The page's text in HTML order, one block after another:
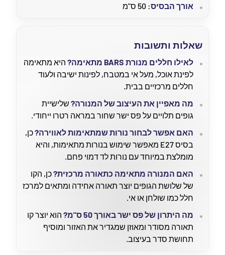
אורך הבסיס: 50 ס"מ
שאלות ותשובות
לאילו חללים מנורת BARS מתאימה?
היא מתאימה
לפינת אוכל, מעל אי במטבח, לפינות ישיבה ולעוד
חללים מרכזיים בבית.
מה מאפיין את העיצוב של המנורה? שלישיית
גופים תלויים על פס ישר שחור במראה רטרו ייחודי.
האם אפשר לבחור נורות שמתאימות לאווירה?כן,
בסיס E27 מאפשר שימוש בנורות מתאימות, והיא
מומלצת במיוחד עם נורות לד דמוי פחם.
האם המנורה מתאימה כתאורה מרכזית?כן, הקו
של שלושת הגופים יוצר תאורה אחידה ומתאים למרכז
חלל כמו שולחן או אי.
מה היתרון של פס ישר באורך 50 ס"מ?
הוא יוצר קו
תאורה מסודר ומאוזן שמגדיר את האזור ומוסיף
תחושת סדר בעיצוב.